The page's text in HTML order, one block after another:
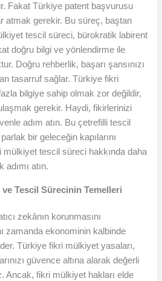
Fakat Türkiye patent başvurusu
atmak gerekir. Bu süreç, baştan
tescil süreci, bürokratik labirent
doğru bilgi ve yönlendirme ile
Doğru rehberlik, başarı şansınızı
tasarruf sağlar. Türkiye fikri
bilgiye sahip olmak zor değildir,
gerekir. Haydi, fikirlerinizi
adım atın. Bu çetrefilli tescil
bir geleceğin kapılarını
mülkiyet tescil süreci hakkında daha
atın.
Tescil Sürecinin Temelleri
zekânın korunmasını
zamanda ekonominin kalbinde
Türkiye fikri mülkiyet yasaları,
güvence altına alarak değerli
Ancak, fikri mülkiyet hakları elde